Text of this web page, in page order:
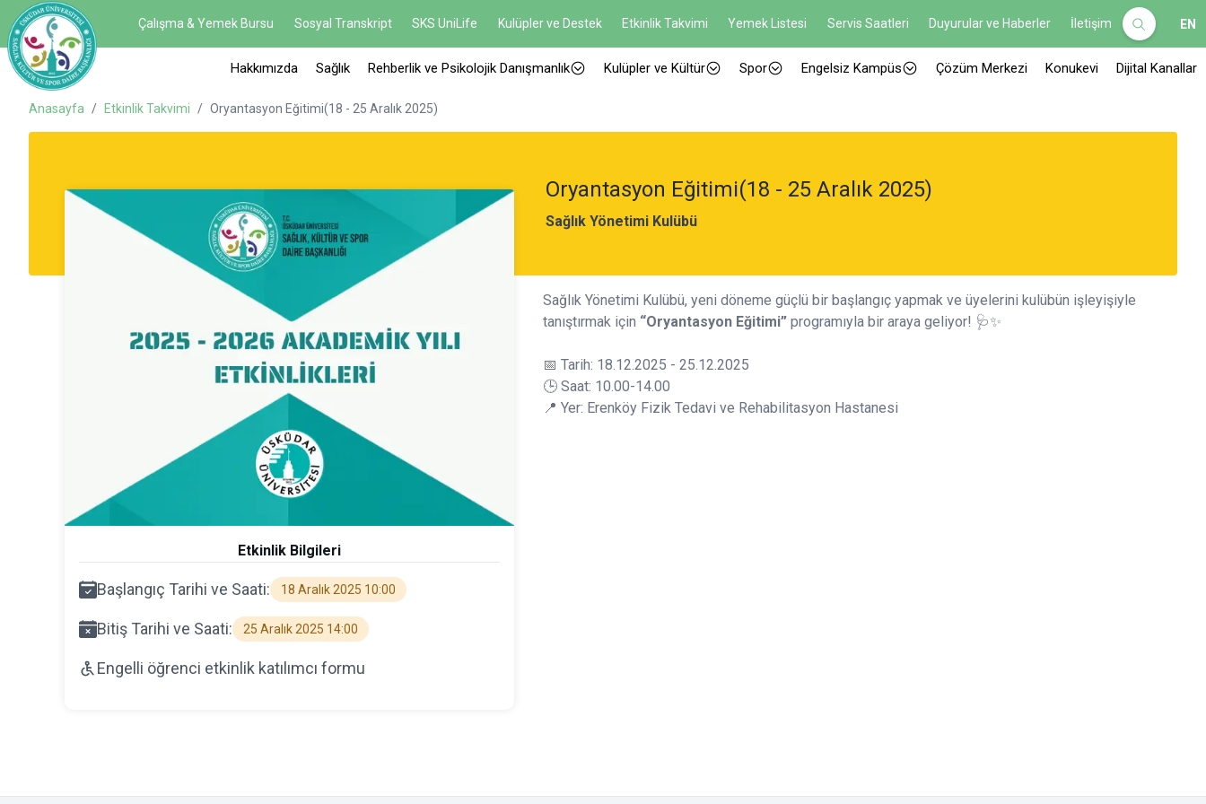
Çalışma & Yemek Bursu Sosyal Transkript SKS UniLife Kulüpler ve Destek Etkinlik Takvimi Yemek Listesi Servis Saatleri Duyurular ve Haberler İletişim EN
Hakkımızda Sağlık Rehberlik ve Psikolojik Danışmanlık Kulüpler ve Kültür Spor Engelsiz Kampüs Çözüm Merkezi Konukevi Dijital Kanallar
Anasayfa / Etkinlik Takvimi / Oryantasyon Eğitimi(18 - 25 Aralık 2025)
Oryantasyon Eğitimi(18 - 25 Aralık 2025)
Sağlık Yönetimi Kulübü
Etkinlik Bilgileri
Başlangıç Tarihi ve Saati: 18 Aralık 2025 10:00
Bitiş Tarihi ve Saati: 25 Aralık 2025 14:00
Engelli öğrenci etkinlik katılımcı formu
Sağlık Yönetimi Kulübü, yeni döneme güçlü bir başlangıç yapmak ve üyelerini kulübün işleyişiyle
tanıştırmak için “Oryantasyon Eğitimi”programıyla bir araya geliyor! 🩺✨
📅 Tarih: 18.12.2025 - 25.12.2025
🕒 Saat: 10.00-14.00
📍 Yer: Erenköy Fizik Tedavi ve Rehabilitasyon Hastanesi